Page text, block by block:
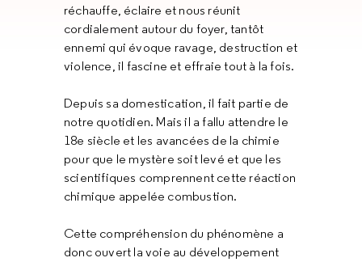
réchauffe, éclaire et nous réunit
cordialement autour du foyer, tantôt
ennemi qui évoque ravage, destruction et
violence, il fascine et effraie tout à la fois.
Depuis sa domestication, il fait partie de
notre quotidien. Mais il a fallu attendre le
18e siècle et les avancées de la chimie
pour que le mystère soit levé et que les
scientifiques comprennent cette réaction
chimique appelée combustion.
Cette compréhension du phénomène a
donc ouvert la voie au développement